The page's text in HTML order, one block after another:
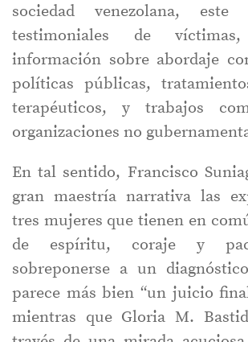
sociedad venezolana,
testimoniales de
información sobre abordaje
políticas públicas,
terapéuticos, y trabajos
organizaciones no
En tal sentido, Francisco
gran maestría narrativa las
tres mujeres que tienen en
de espíritu, coraje y
sobreponerse a un
parece más bien “un juicio
mientras que Gloria M.